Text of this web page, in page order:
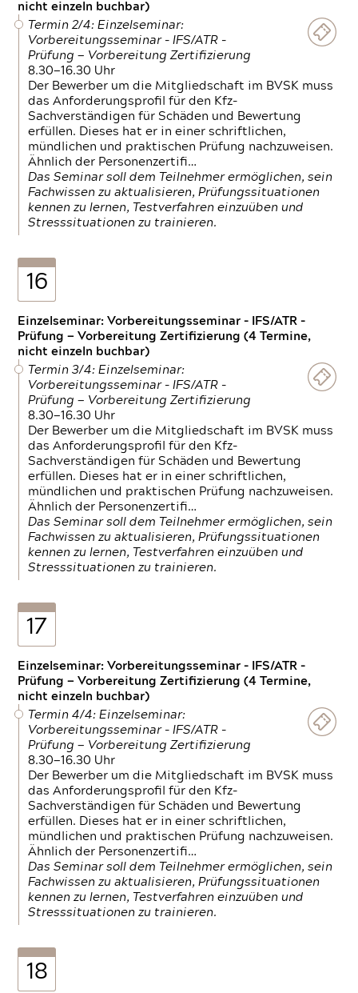
nicht einzeln buchbar)
Termin 2/4: Einzelseminar:
Vorbereitungsseminar - IFS/ATR -
Prüfung — Vorbereitung Zertifizierung
8.30—16.30 Uhr
Der Bewerber um die Mitgliedschaft im BVSK muss
das Anforderungsprofil für den Kfz-
Sachverständigen für Schäden und Bewertung
erfüllen. Dieses hat er in einer schriftlichen,
mündlichen und praktischen Prüfung nachzuweisen.
Ähnlich der Personenzertifi…
Das Seminar soll dem Teilnehmer ermöglichen, sein
Fachwissen zu aktualisieren, Prüfungssituationen
kennen zu lernen, Testverfahren einzuüben und
Stresssituationen zu trainieren.
16
Einzelseminar: Vorbereitungsseminar - IFS/ATR -
Prüfung — Vorbereitung Zertifizierung (4 Termine,
nicht einzeln buchbar)
Termin 3/4: Einzelseminar:
Vorbereitungsseminar - IFS/ATR -
Prüfung — Vorbereitung Zertifizierung
8.30—16.30 Uhr
Der Bewerber um die Mitgliedschaft im BVSK muss
das Anforderungsprofil für den Kfz-
Sachverständigen für Schäden und Bewertung
erfüllen. Dieses hat er in einer schriftlichen,
mündlichen und praktischen Prüfung nachzuweisen.
Ähnlich der Personenzertifi…
Das Seminar soll dem Teilnehmer ermöglichen, sein
Fachwissen zu aktualisieren, Prüfungssituationen
kennen zu lernen, Testverfahren einzuüben und
Stresssituationen zu trainieren.
17
Einzelseminar: Vorbereitungsseminar - IFS/ATR -
Prüfung — Vorbereitung Zertifizierung (4 Termine,
nicht einzeln buchbar)
Termin 4/4: Einzelseminar:
Vorbereitungsseminar - IFS/ATR -
Prüfung — Vorbereitung Zertifizierung
8.30—16.30 Uhr
Der Bewerber um die Mitgliedschaft im BVSK muss
das Anforderungsprofil für den Kfz-
Sachverständigen für Schäden und Bewertung
erfüllen. Dieses hat er in einer schriftlichen,
mündlichen und praktischen Prüfung nachzuweisen.
Ähnlich der Personenzertifi…
Das Seminar soll dem Teilnehmer ermöglichen, sein
Fachwissen zu aktualisieren, Prüfungssituationen
kennen zu lernen, Testverfahren einzuüben und
Stresssituationen zu trainieren.
18